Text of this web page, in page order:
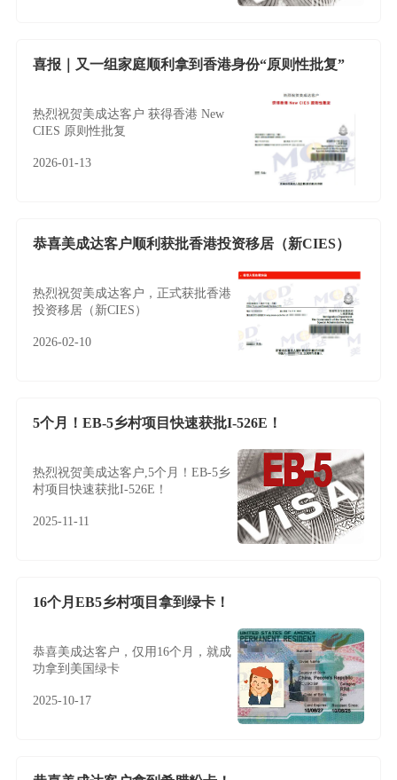
喜报｜又一组家庭顺利拿到香港身份“原则性批复”
热烈祝贺美成达客户 获得香港 New
CIES 原则性批复
2026-01-13
恭喜美成达客户顺利获批香港投资移居（新CIES）
热烈祝贺美成达客户，正式获批香港
投资移居（新CIES）
2026-02-10
5个月！EB-5乡村项目快速获批I-526E！
热烈祝贺美成达客户,5个月！EB-5乡
村项目快速获批I-526E！
2025-11-11
16个月EB5乡村项目拿到绿卡！
恭喜美成达客户，仅用16个月，就成
功拿到美国绿卡
2025-10-17